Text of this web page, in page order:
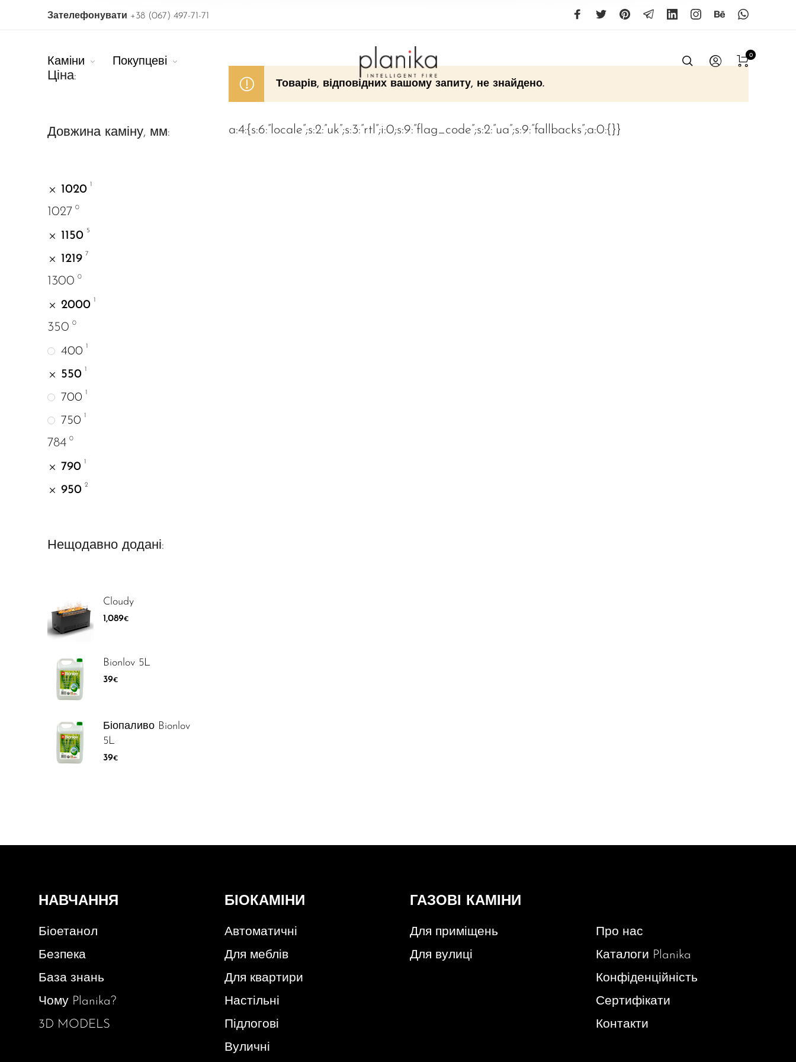
Зателефонувати +38 (067) 497-71-71
Каміни Покупцеві
0
Ціна:
Довжина каміну, мм:
1020 1
1027 0
1150 5
1219 7
1300 0
2000 1
350 0
400 1
550 1
700 1
750 1
784 0
790 1
950 2
Нещодавно додані:
Cloudy
1,089€
Bionlov 5L
39€
Біопаливо Bionlov
5L
39€
Товарів, відповідних вашому запиту, не знайдено.
a:4:{s:6:”locale”;s:2:”uk”;s:3:”rtl”;i:0;s:9:”flag_code”;s:2:”ua”;s:9:”fallbacks”;a:0:{}}
НАВЧАННЯ
Біоетанол
Безпека
База знань
Чому Planika?
3D MODELS
БІОКАМІНИ
Автоматичні
Для меблів
Для квартири
Настільні
Підлогові
Вуличні
ГАЗОВІ КАМІНИ
Для приміщень
Для вулиці
Про нас
Каталоги Planika
Конфіденційність
Сертифікати
Контакти